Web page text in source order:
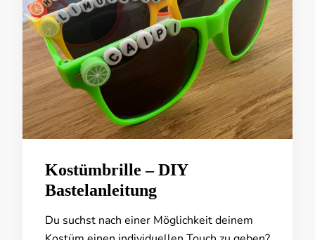
Kostümbrille – DIY
Bastelanleitung
Du suchst nach einer Möglichkeit deinem